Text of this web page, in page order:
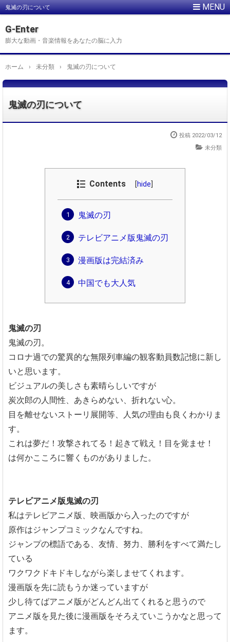
鬼滅の刃について
G-Enter
膨大な動画・音楽情報をあなたの脳に入力
ホーム › 未分類 › 鬼滅の刃について
鬼滅の刃について
投稿 2022/03/12
未分類
Contents [hide
鬼滅の刃
テレビアニメ版鬼滅の刃
漫画版は完結済み
中国でも大人気
鬼滅の刃
鬼滅の刃。
コロナ過での驚異的な無限列車編の観客動員数記憶に新し
いと思います。
ビジュアルの美しさも素晴らしいですが
炭次郎の人間性、あきらめない、折れない心。
目を離せないストーリ展開等、人気の理由も良くわかりま
す。
これは夢だ！攻撃されてる！起きて戦え！目を覚ませ！
は何かこころに響くものがありました。
テレビアニメ版鬼滅の刃
私はテレビアニメ版、映画版から入ったのですが
原作はジャンプコミックなんですね。
ジャンプの標語である、友情、努力、勝利をすべて満たし
ている
ワクワクドキドキしながら楽しませてくれます。
漫画版を先に読もうか迷っていますが
少し待てばアニメ版がどんどん出てくれると思うので
アニメ版を見た後に漫画版をそろえていこうかなと思って
ます。